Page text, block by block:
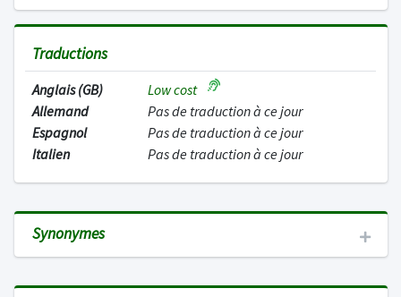
Traductions
Anglais (GB)
Low cost
Allemand
Pas de traduction à ce jour
Espagnol
Pas de traduction à ce jour
Italien
Pas de traduction à ce jour
Synonymes